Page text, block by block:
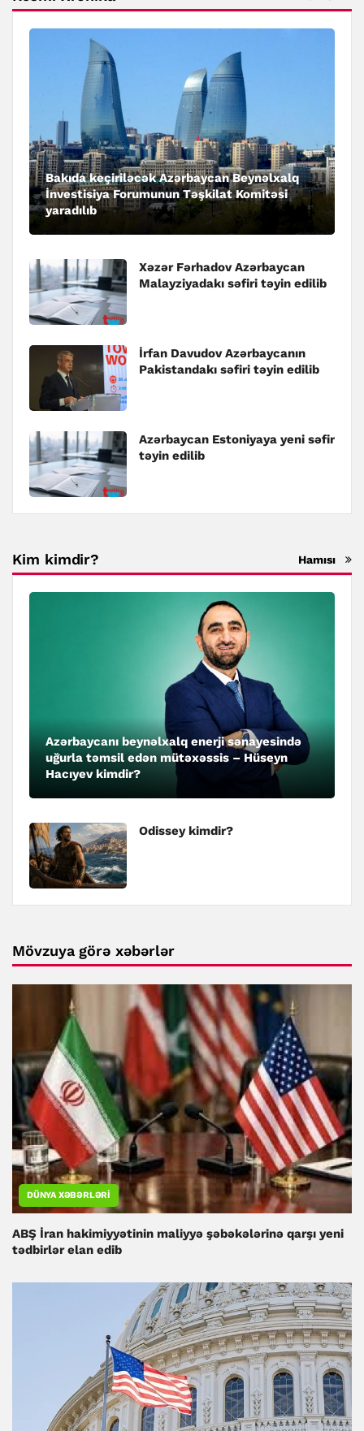
Bakıda keçiriləcək Azərbaycan Beynəlxalq
İnvestisiya Forumunun Təşkilat Komitəsi
yaradılıb
Xəzər Fərhadov Azərbaycan
Malayziyadakı səfiri təyin edilib
İrfan Davudov Azərbaycanın
Pakistandakı səfiri təyin edilib
Azərbaycan Estoniyaya yeni səfir
təyin edilib
Kim kimdir? Hamısı
Azərbaycanı beynəlxalq enerji sənayesində
uğurla təmsil edən mütəxəssis – Hüseyn
Hacıyev kimdir?
Odissey kimdir?
Mövzuya görə xəbərlər
DÜNYA XƏBƏRLƏRI
ABŞ İran hakimiyyətinin maliyyə şəbəkələrinə qarşı yeni
tədbirlər elan edib